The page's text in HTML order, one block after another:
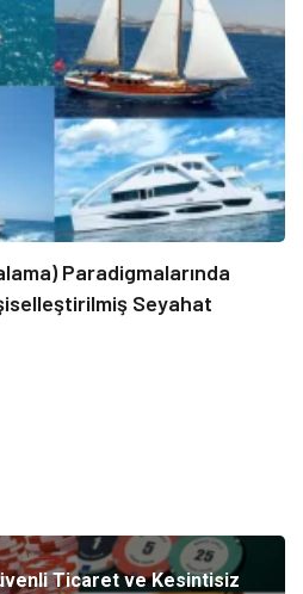
Paradigmalarında
Seyahat
Ticaret ve Kesintisiz